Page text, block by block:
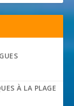
À LA PLAGE